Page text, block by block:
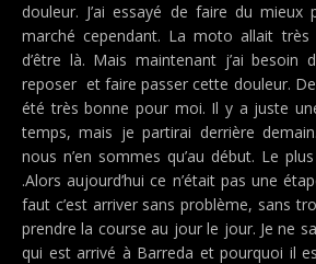
douleur. J’ai essayé de faire du mieux
marché cependant. La moto allait très
d’être là. Mais maintenant j’ai besoin
reposer et faire passer cette douleur.
été très bonne pour moi. Il y a juste
temps, mais je partirai derrière
nous n’en sommes qu’au début. Le
.Alors aujourd’hui ce n’était pas une
faut c’est arriver sans problème, sans
prendre la course au jour le jour. Je ne
qui est arrivé à Barreda et pourquoi il